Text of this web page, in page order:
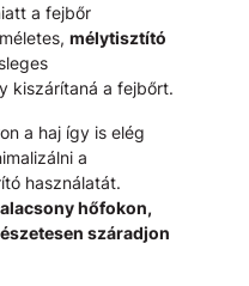
a fejbőr
mélytisztító
kiszárítaná a fejbőrt.
a haj így is elég
a
használatát.
hőfokon,
száradjon